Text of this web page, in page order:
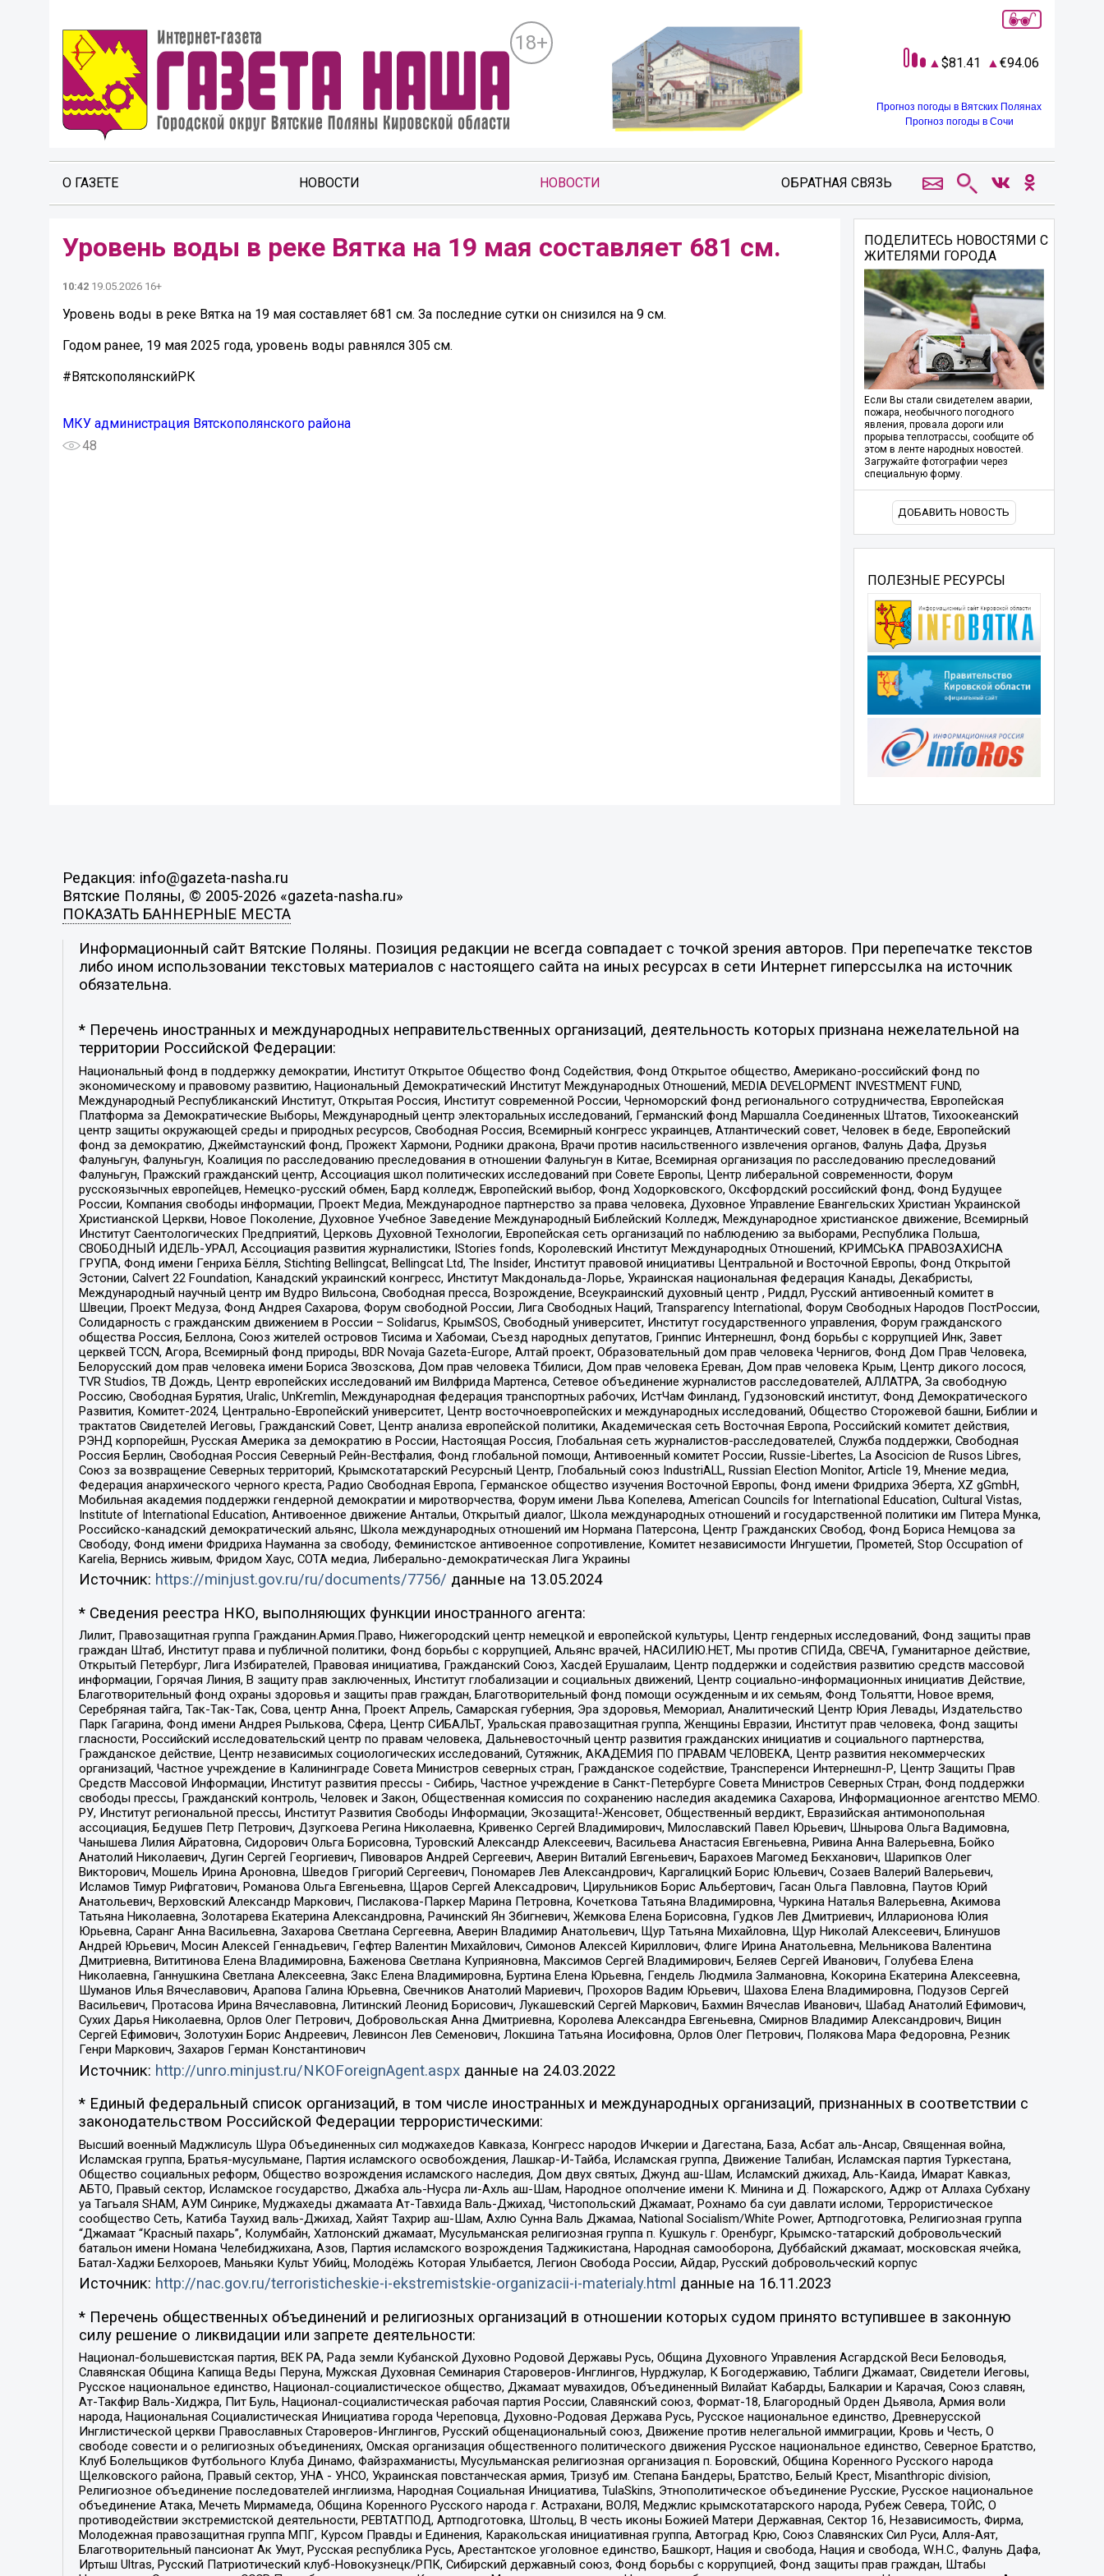
18+
81.41 94.06
Прогноз погоды в Вятских Полянах
Прогноз погоды в Сочи
О ГАЗЕТЕ НОВОСТИ НОВОСТИ ОБРАТНАЯ СВЯЗЬ
Уровень воды в реке Вятка на 19 мая составляет 681 см.
10:42 19.05.2026 16+
Уровень воды в реке Вятка на 19 мая составляет 681 см. За последние сутки он снизился на 9 см.
Годом ранее, 19 мая 2025 года, уровень воды равнялся 305 см.
#ВятскополянскийРК
МКУ администрация Вятскополянского района
48
ПОДЕЛИТЕСЬ НОВОСТЯМИ С
ЖИТЕЛЯМИ ГОРОДА
Если Вы стали свидетелем аварии,
пожара, необычного погодного
явления, провала дороги или
прорыва теплотрассы, сообщите об
этом в ленте народных новостей.
Загружайте фотографии через
специальную форму.
ДОБАВИТЬ НОВОСТЬ
ПОЛЕЗНЫЕ РЕСУРСЫ
Редакция: info@gazeta-nasha.ru
Вятские Поляны, © 2005-2026 «gazeta-nasha.ru»
ПОКАЗАТЬ БАННЕРНЫЕ МЕСТА
Информационный сайт Вятские Поляны. Позиция редакции не всегда совпадает с точкой зрения авторов. При перепечатке текстов
либо ином использовании текстовых материалов с настоящего сайта на иных ресурсах в сети Интернет гиперссылка на источник
обязательна.
* Перечень иностранных и международных неправительственных организаций, деятельность которых признана нежелательной на
территории Российской Федерации:
Национальный фонд в поддержку демократии, Институт Открытое Общество Фонд Содействия, Фонд Открытое общество, Американо-российский фонд по
экономическому и правовому развитию, Национальный Демократический Институт Международных Отношений, MEDIA DEVELOPMENT INVESTMENT FUND,
Международный Республиканский Институт, Открытая Россия, Институт современной России, Черноморский фонд регионального сотрудничества, Европейская
Платформа за Демократические Выборы, Международный центр электоральных исследований, Германский фонд Маршалла Соединенных Штатов, Тихоокеанский
центр защиты окружающей среды и природных ресурсов, Свободная Россия, Всемирный конгресс украинцев, Атлантический совет, Человек в беде, Европейский
фонд за демократию, Джеймстаунский фонд, Прожект Хармони, Родники дракона, Врачи против насильственного извлечения органов, Фалунь Дафа, Друзья
Фалуньгун, Фалуньгун, Коалиция по расследованию преследования в отношении Фалуньгун в Китае, Всемирная организация по расследованию преследований
Фалуньгун, Пражский гражданский центр, Ассоциация школ политических исследований при Совете Европы, Центр либеральной современности, Форум
русскоязычных европейцев, Немецко-русский обмен, Бард колледж, Европейский выбор, Фонд Ходорковского, Оксфордский российский фонд, Фонд Будущее
России, Компания свободы информации, Проект Медиа, Международное партнерство за права человека, Духовное Управление Евангельских Христиан Украинской
Христианской Церкви, Новое Поколение, Духовное Учебное Заведение Международный Библейский Колледж, Международное христианское движение, Всемирный
Институт Саентологических Предприятий, Церковь Духовной Технологии, Европейская сеть организаций по наблюдению за выборами, Республика Польша,
СВОБОДНЫЙ ИДЕЛЬ-УРАЛ, Ассоциация развития журналистики, IStories fonds, Королевский Институт Международных Отношений, КРИМСЬКА ПРАВОЗАХИСНА
ГРУПА, Фонд имени Генриха Бёлля, Stichting Bellingcat, Bellingcat Ltd, The Insider, Институт правовой инициативы Центральной и Восточной Европы, Фонд Открытой
Эстонии, Calvert 22 Foundation, Канадский украинский конгресс, Институт Макдональда-Лорье, Украинская национальная федерация Канады, Декабристы,
Международный научный центр им Вудро Вильсона, Свободная пресса, Возрождение, Всеукраинский духовный центр , Риддл, Русский антивоенный комитет в
Швеции, Проект Медуза, Фонд Андрея Сахарова, Форум свободной России, Лига Свободных Наций, Transparеncy International, Форум Свободных Народов ПостРоссии,
Солидарность с гражданским движением в России – Solidarus, КрымSOS, Свободный университет, Институт государственного управления, Форум гражданского
общества Россия, Беллона, Союз жителей островов Тисима и Хабомаи, Съезд народных депутатов, Гринпис Интернешнл, Фонд борьбы с коррупцией Инк, Завет
церквей TCCN, Агора, Всемирный фонд природы, BDR Novaja Gazeta-Europe, Алтай проект, Образовательный дом прав человека Чернигов, Фонд Дом Прав Человека,
Белорусский дом прав человека имени Бориса Звозскова, Дом прав человека Тбилиси, Дом прав человека Ереван, Дом прав человека Крым, Центр дикого лосося,
TVR Studios, ТВ Дождь, Центр европейских исследований им Вилфрида Мартенса, Сетевое объединение журналистов расследователей, АЛЛАТРА, За свободную
Россию, Свободная Бурятия, Uralic, UnKremlin, Международная федерация транспортных рабочих, ИстЧам Финланд, Гудзоновский институт, Фонд Демократического
Развития, Комитет-2024, Центрально-Европейский университет, Центр восточноевропейских и международных исследований, Общество Сторожевой башни, Библии и
трактатов Свидетелей Иеговы, Гражданский Совет, Центр анализа европейской политики, Академическая сеть Восточная Европа, Российский комитет действия,
РЭНД корпорейшн, Русская Америка за демократию в России, Настоящая Россия, Глобальная сеть журналистов-расследователей, Служба поддержки, Свободная
Россия Берлин, Свободная Россия Северный Рейн-Вестфалия, Фонд глобальной помощи, Антивоенный комитет России, Russie-Libertes, La Asocicion de Rusos Libres,
Союз за возвращение Северных территорий, Крымскотатарский Ресурсный Центр, Глобальный союз IndustriALL, Russian Election Monitor, Article 19, Мнение медиа,
Федерация анархического черного креста, Радио Свободная Европа, Германское общество изучения Восточной Европы, Фонд имени Фридриха Эберта, XZ gGmbH,
Мобильная академия поддержки гендерной демократии и миротворчества, Форум имени Льва Копелева, American Councils for International Education, Cultural Vistas,
Institute of International Education, Антивоенное движение Антальи, Открытый диалог, Школа международных отношений и государственной политики им Питера Мунка,
Российско-канадский демократический альянс, Школа международных отношений им Нормана Патерсона, Центр Гражданских Свобод, Фонд Бориса Немцова за
Свободу, Фонд имени Фридриха Науманна за свободу, Феминистское антивоенное сопротивление, Комитет независимости Ингушетии, Прометей, Stop Occupation of
Karelia, Вернись живым, Фридом Хаус, СОТА медиа, Либерально-демократическая Лига Украины
Источник: https://minjust.gov.ru/ru/documents/7756/ данные на 13.05.2024
* Сведения реестра НКО, выполняющих функции иностранного агента:
Лилит, Правозащитная группа Гражданин.Армия.Право, Нижегородский центр немецкой и европейской культуры, Центр гендерных исследований, Фонд защиты прав
граждан Штаб, Институт права и публичной политики, Фонд борьбы с коррупцией, Альянс врачей, НАСИЛИЮ.НЕТ, Мы против СПИДа, СВЕЧА, Гуманитарное действие,
Открытый Петербург, Лига Избирателей, Правовая инициатива, Гражданский Союз, Хасдей Ерушалаим, Центр поддержки и содействия развитию средств массовой
информации, Горячая Линия, В защиту прав заключенных, Институт глобализации и социальных движений, Центр социально-информационных инициатив Действие,
Благотворительный фонд охраны здоровья и защиты прав граждан, Благотворительный фонд помощи осужденным и их семьям, Фонд Тольятти, Новое время,
Серебряная тайга, Так-Так-Так, Сова, центр Анна, Проект Апрель, Самарская губерния, Эра здоровья, Мемориал, Аналитический Центр Юрия Левады, Издательство
Парк Гагарина, Фонд имени Андрея Рылькова, Сфера, Центр СИБАЛЬТ, Уральская правозащитная группа, Женщины Евразии, Институт прав человека, Фонд защиты
гласности, Российский исследовательский центр по правам человека, Дальневосточный центр развития гражданских инициатив и социального партнерства,
Гражданское действие, Центр независимых социологических исследований, Сутяжник, АКАДЕМИЯ ПО ПРАВАМ ЧЕЛОВЕКА, Центр развития некоммерческих
организаций, Частное учреждение в Калининграде Совета Министров северных стран, Гражданское содействие, Трансперенси Интернешнл-Р, Центр Защиты Прав
Средств Массовой Информации, Институт развития прессы - Сибирь, Частное учреждение в Санкт-Петербурге Совета Министров Северных Стран, Фонд поддержки
свободы прессы, Гражданский контроль, Человек и Закон, Общественная комиссия по сохранению наследия академика Сахарова, Информационное агентство МЕМО.
РУ, Институт региональной прессы, Институт Развития Свободы Информации, Экозащита!-Женсовет, Общественный вердикт, Евразийская антимонопольная
ассоциация, Бедушев Петр Петрович, Дзугкоева Регина Николаевна, Кривенко Сергей Владимирович, Милославский Павел Юрьевич, Шнырова Ольга Вадимовна,
Чанышева Лилия Айратовна, Сидорович Ольга Борисовна, Туровский Александр Алексеевич, Васильева Анастасия Евгеньевна, Ривина Анна Валерьевна, Бойко
Анатолий Николаевич, Дугин Сергей Георгиевич, Пивоваров Андрей Сергеевич, Аверин Виталий Евгеньевич, Барахоев Магомед Бекханович, Шарипков Олег
Викторович, Мошель Ирина Ароновна, Шведов Григорий Сергеевич, Пономарев Лев Александрович, Каргалицкий Борис Юльевич, Созаев Валерий Валерьевич,
Исламов Тимур Рифгатович, Романова Ольга Евгеньевна, Щаров Сергей Алексадрович, Цирульников Борис Альбертович, Гасан Ольга Павловна, Паутов Юрий
Анатольевич, Верховский Александр Маркович, Пислакова-Паркер Марина Петровна, Кочеткова Татьяна Владимировна, Чуркина Наталья Валерьевна, Акимова
Татьяна Николаевна, Золотарева Екатерина Александровна, Рачинский Ян Збигневич, Жемкова Елена Борисовна, Гудков Лев Дмитриевич, Илларионова Юлия
Юрьевна, Саранг Анна Васильевна, Захарова Светлана Сергеевна, Аверин Владимир Анатольевич, Щур Татьяна Михайловна, Щур Николай Алексеевич, Блинушов
Андрей Юрьевич, Мосин Алексей Геннадьевич, Гефтер Валентин Михайлович, Симонов Алексей Кириллович, Флиге Ирина Анатольевна, Мельникова Валентина
Дмитриевна, Вититинова Елена Владимировна, Баженова Светлана Куприяновна, Максимов Сергей Владимирович, Беляев Сергей Иванович, Голубева Елена
Николаевна, Ганнушкина Светлана Алексеевна, Закс Елена Владимировна, Буртина Елена Юрьевна, Гендель Людмила Залмановна, Кокорина Екатерина Алексеевна,
Шуманов Илья Вячеславович, Арапова Галина Юрьевна, Свечников Анатолий Мариевич, Прохоров Вадим Юрьевич, Шахова Елена Владимировна, Подузов Сергей
Васильевич, Протасова Ирина Вячеславовна, Литинский Леонид Борисович, Лукашевский Сергей Маркович, Бахмин Вячеслав Иванович, Шабад Анатолий Ефимович,
Сухих Дарья Николаевна, Орлов Олег Петрович, Добровольская Анна Дмитриевна, Королева Александра Евгеньевна, Смирнов Владимир Александрович, Вицин
Сергей Ефимович, Золотухин Борис Андреевич, Левинсон Лев Семенович, Локшина Татьяна Иосифовна, Орлов Олег Петрович, Полякова Мара Федоровна, Резник
Генри Маркович, Захаров Герман Константинович
Источник: http://unro.minjust.ru/NKOForeignAgent.aspxданные на 24.03.2022
* Единый федеральный список организаций, в том числе иностранных и международных организаций, признанных в соответствии с
законодательством Российской Федерации террористическими:
Высший военный Маджлисуль Шура Объединенных сил моджахедов Кавказа, Конгресс народов Ичкерии и Дагестана, База, Асбат аль-Ансар, Священная война,
Исламская группа, Братья-мусульмане, Партия исламского освобождения, Лашкар-И-Тайба, Исламская группа, Движение Талибан, Исламская партия Туркестана,
Общество социальных реформ, Общество возрождения исламского наследия, Дом двух святых, Джунд аш-Шам, Исламский джихад, Аль-Каида, Имарат Кавказ,
АБТО, Правый сектор, Исламское государство, Джабха аль-Нусра ли-Ахль аш-Шам, Народное ополчение имени К. Минина и Д. Пожарского, Аджр от Аллаха Субхану
уа Тагьаля SHAM, АУМ Синрике, Муджахеды джамаата Ат-Тавхида Валь-Джихад, Чистопольский Джамаат, Рохнамо ба суи давлати исломи, Террористическое
сообщество Сеть, Катиба Таухид валь-Джихад, Хайят Тахрир аш-Шам, Ахлю Сунна Валь Джамаа, National Socialism/White Power, Артподготовка, Религиозная группа
“Джамаат “Красный пахарь”, Колумбайн, Хатлонский джамаат, Мусульманская религиозная группа п. Кушкуль г. Оренбург, Крымско-татарский добровольческий
батальон имени Номана Челебиджихана, Азов, Партия исламского возрождения Таджикистана, Народная самооборона, Дуббайский джамаат, московская ячейка,
Батал-Хаджи Белхороев, Маньяки Культ Убийц, Молодёжь Которая Улыбается, Легион Свобода России, Айдар, Русский добровольческий корпус
Источник: http://nac.gov.ru/terroristicheskie-i-ekstremistskie-organizacii-i-materialy.html данные на 16.11.2023
* Перечень общественных объединений и религиозных организаций в отношении которых судом принято вступившее в законную
силу решение о ликвидации или запрете деятельности:
Национал-большевистская партия, ВЕК РА, Рада земли Кубанской Духовно Родовой Державы Русь, Община Духовного Управления Асгардской Веси Беловодья,
Славянская Община Капища Веды Перуна, Мужская Духовная Семинария Староверов-Инглингов, Нурджулар, К Богодержавию, Таблиги Джамаат, Свидетели Иеговы,
Русское национальное единство, Национал-социалистическое общество, Джамаат мувахидов, Объединенный Вилайат Кабарды, Балкарии и Карачая, Союз славян,
Ат-Такфир Валь-Хиджра, Пит Буль, Национал-социалистическая рабочая партия России, Славянский союз, Формат-18, Благородный Орден Дьявола, Армия воли
народа, Национальная Социалистическая Инициатива города Череповца, Духовно-Родовая Держава Русь, Русское национальное единство, Древнерусской
Инглистической церкви Православных Староверов-Инглингов, Русский общенациональный союз, Движение против нелегальной иммиграции, Кровь и Честь, О
свободе совести и о религиозных объединениях, Омская организация общественного политического движения Русское национальное единство, Северное Братство,
Клуб Болельщиков Футбольного Клуба Динамо, Файзрахманисты, Мусульманская религиозная организация п. Боровский, Община Коренного Русского народа
Щелковского района, Правый сектор, УНА - УНСО, Украинская повстанческая армия, Тризуб им. Степана Бандеры, Братство, Белый Крест, Misanthropic division,
Религиозное объединение последователей инглиизма, Народная Социальная Инициатива, TulaSkins, Этнополитическое объединение Русские, Русское национальное
объединение Атака, Мечеть Мирмамеда, Община Коренного Русского народа г. Астрахани, ВОЛЯ, Меджлис крымскотатарского народа, Рубеж Севера, ТОЙС, О
противодействии экстремистской деятельности, РЕВТАТПОД, Артподготовка, Штольц, В честь иконы Божией Матери Державная, Сектор 16, Независимость, Фирма,
Молодежная правозащитная группа МПГ, Курсом Правды и Единения, Каракольская инициативная группа, Автоград Крю, Союз Славянских Сил Руси, Алля-Аят,
Благотворительный пансионат Ак Умут, Русская республика Русь, Арестантское уголовное единство, Башкорт, Нация и свобода, Нация и свобода, W.H.С., Фалунь Дафа,
Иртыш Ultras, Русский Патриотический клуб-Новокузнецк/РПК, Сибирский державный союз, Фонд борьбы с коррупцией, Фонд защиты прав граждан, Штабы